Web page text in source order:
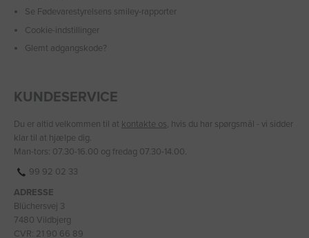
Se Fødevarestyrelsens smiley-rapporter
Cookie-indstillinger
Glemt adgangskode?
KUNDESERVICE
Du er altid velkommen til at kontakte os, hvis du har spørgsmål - vi sidder
klar til at hjælpe dig.
Man-tors: 07.30-16.00 og fredag 07.30-14.00.
99 92 02 33
ADRESSE
Blüchersvej 3
7480 Vildbjerg
CVR: 21 90 66 89